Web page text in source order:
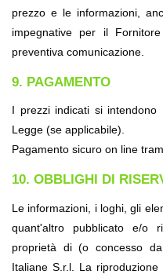
prezzo e le informazioni,
impegnative per il
preventiva comunicazione.
9. PAGAMENTO
I prezzi indicati si
Legge (se applicabile).
Pagamento sicuro on line
10. OBBLIGHI DI
Le informazioni, i loghi, gli
quant'altro pubblicato e/o
proprietà di (o concesso
Italiane S.r.l. La